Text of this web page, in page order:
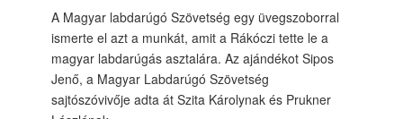
A Magyar labdarúgó Szövetség egy üvegszoborral
ismerte el azt a munkát, amit a Rákóczi tette le a
magyar labdarúgás asztalára. Az ajándékot Sipos
Jenő, a Magyar Labdarúgó Szövetség
sajtószóvivője adta át Szita Károlynak és Prukner